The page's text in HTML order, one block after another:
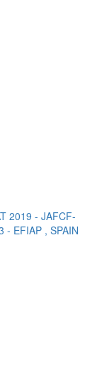
2019 - JAFCF-
- EFIAP , SPAIN